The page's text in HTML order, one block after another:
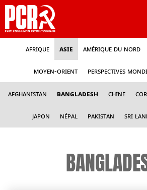
Afrique Asie Amérique du nord
Moyen-Orient Perspectives
Afghanistan Bangladesh Chine
Japon Népal Pakistan Sri